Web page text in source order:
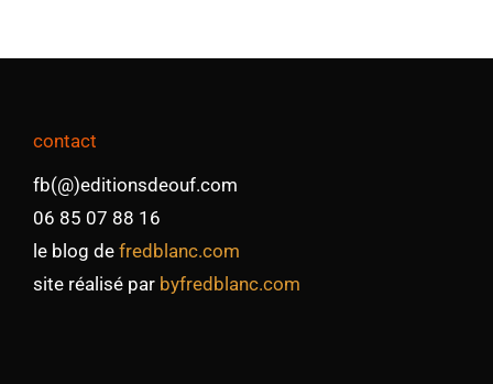
contact
fb(@)editionsdeouf.com
06 85 07 88 16
le blog de fredblanc.com
site réalisé par byfredblanc.com